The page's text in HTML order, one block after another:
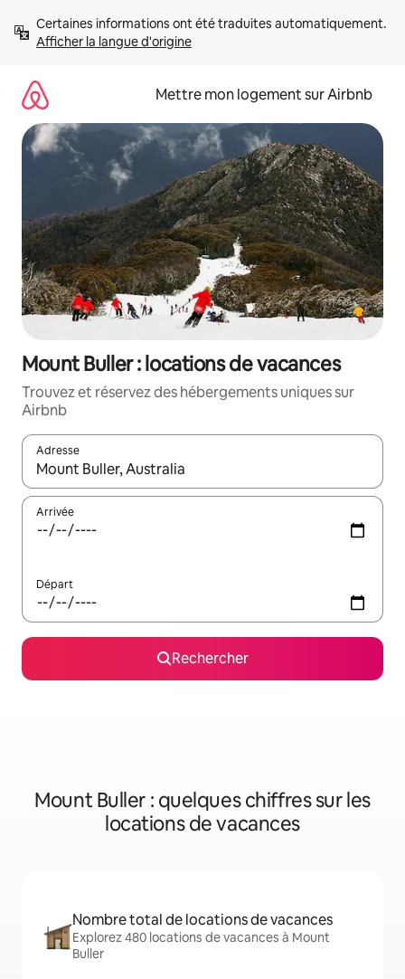
directement
Afficher la langue d'origine
Mettre mon logement sur Airbnb
Mount Buller : locations de vacances
Trouvez et réservez des hébergements uniques sur
Airbnb
Adresse
Lorsque les résultats s'affichent, utilisez les flèches vers le
Arrivée
Départ
Rechercher
Mount Buller : quelques chiffres sur les
locations de vacances
Nombre total de locations de vacances
Explorez 480 locations de vacances à Mount
Buller